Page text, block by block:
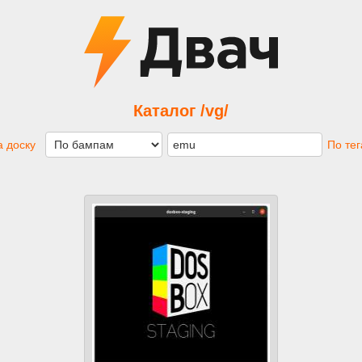
Каталог /vg/
По